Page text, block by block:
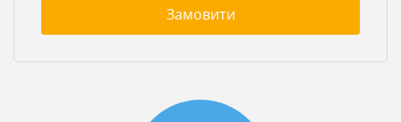
Замовити